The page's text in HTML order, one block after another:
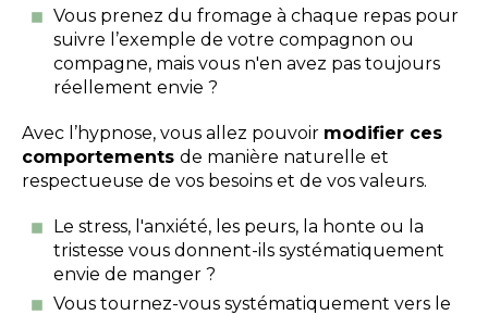
Vous prenez du fromage à chaque repas pour
suivre l’exemple de votre compagnon ou
compagne, mais vous n'en avez pas toujours
réellement envie ?
Avec l’hypnose, vous allez pouvoir modifier ces
comportements de manière naturelle et
respectueuse de vos besoins et de vos valeurs.
Le stress, l'anxiété, les peurs, la honte ou la
tristesse vous donnent-ils systématiquement
envie de manger ?
Vous tournez-vous systématiquement vers le